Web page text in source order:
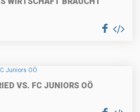
VS. FC JUNIORS OÖ